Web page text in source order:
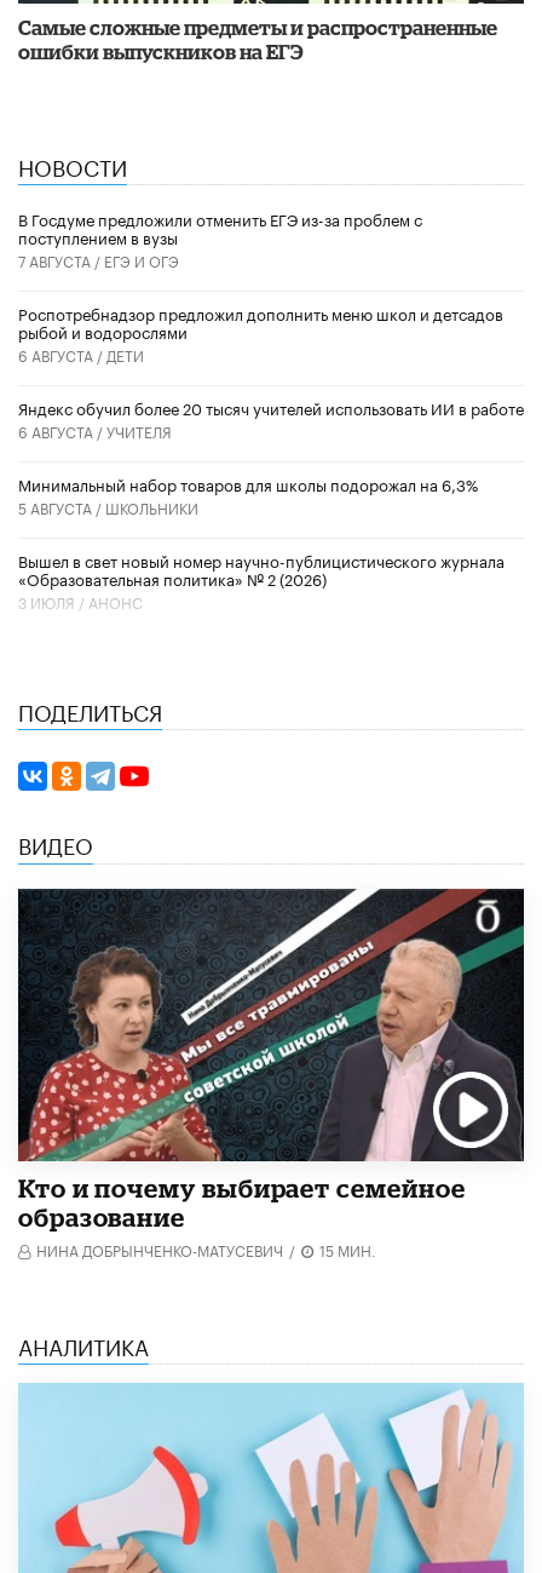
Самые сложные предметы и распространенные
ошибки выпускников на ЕГЭ
НОВОСТИ
В Госдуме предложили отменить ЕГЭ из-за проблем с
поступлением в вузы
7 АВГУСТА / ЕГЭ И ОГЭ
Роспотребнадзор предложил дополнить меню школ и детсадов
рыбой и водорослями
6 АВГУСТА / ДЕТИ
​Яндекс обучил более 20 тысяч учителей использовать ИИ в работе
6 АВГУСТА /УЧИТЕЛЯ
Минимальный набор товаров для школы подорожал на 6,3%
5 АВГУСТА / ШКОЛЬНИКИ
Вышел в свет новый номер научно-публицистического журнала
«Образовательная политика» № 2 (2026)
3 ИЮЛЯ / АНОНС
ПОДЕЛИТЬСЯ
ВИДЕО
Кто и почему выбирает семейное
образование
НИНА ДОБРЫНЧЕНКО-МАТУСЕВИЧ / 15 МИН.
АНАЛИТИКА